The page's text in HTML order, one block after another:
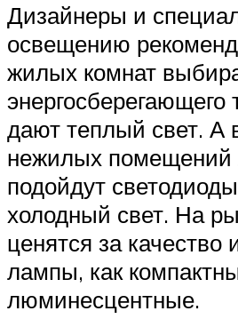
Дизайнеры и
освещению
жилых комнат
энергосберегающего
дают теплый свет. А
нежилых помещений
подойдут
холодный свет. На
ценятся за качество
лампы, как
люминесцентные.